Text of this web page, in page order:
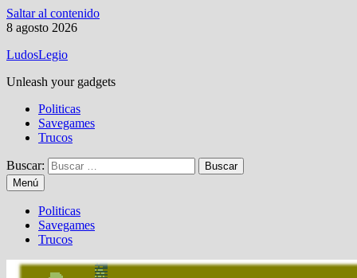
Saltar al contenido
8 agosto 2026
LudosLegio
Unleash your gadgets
Politicas
Savegames
Trucos
Buscar:
Menú
Politicas
Savegames
Trucos